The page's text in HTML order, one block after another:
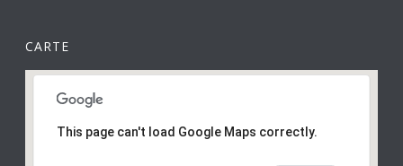
CARTE
This page can't load Google Maps correctly.